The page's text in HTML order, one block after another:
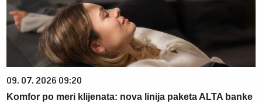
09. 07. 2026 09:20
Komfor po meri klijenata: nova linija paketa ALTA banke